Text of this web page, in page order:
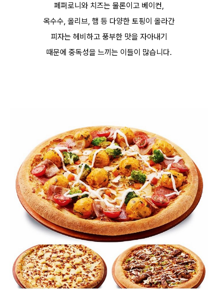
페퍼로니와 치즈는 물론이고 베이컨,
옥수수, 올리브, 햄 등 다양한 토핑이 올라간
피자는 헤비하고 풍부한 맛을 자아내기
때문에 중독성을 느끼는 이들이 많습니다.